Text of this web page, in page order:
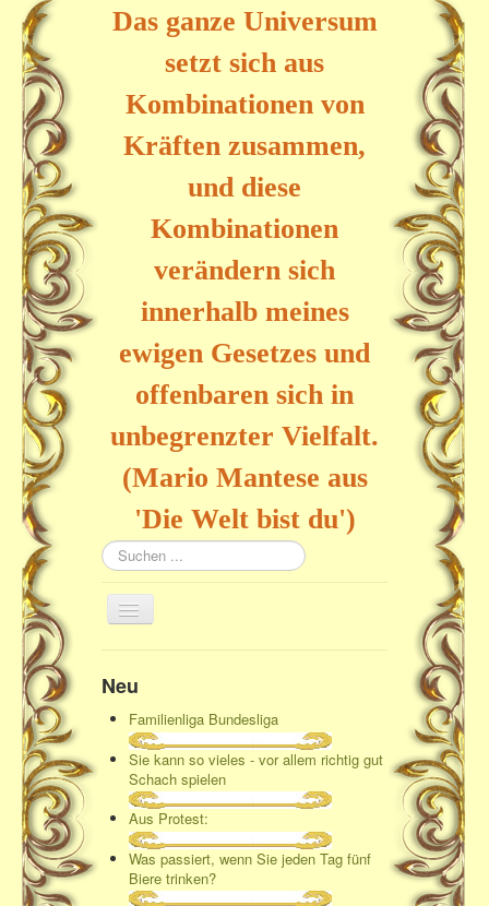
Das ganze Universum
setzt sich aus
Kombinationen von
Kräften zusammen,
und diese
Kombinationen
verändern sich
innerhalb meines
ewigen Gesetzes und
offenbaren sich in
unbegrenzter Vielfalt.
(Mario Mantese aus
'Die Welt bist du')
Suchen
...
Navigation
an/aus
Neu
Familienliga Bundesliga
Sie kann so vieles - vor allem richtig gut
Schach spielen
Aus Protest:
Was passiert, wenn Sie jeden Tag fünf
Biere trinken?